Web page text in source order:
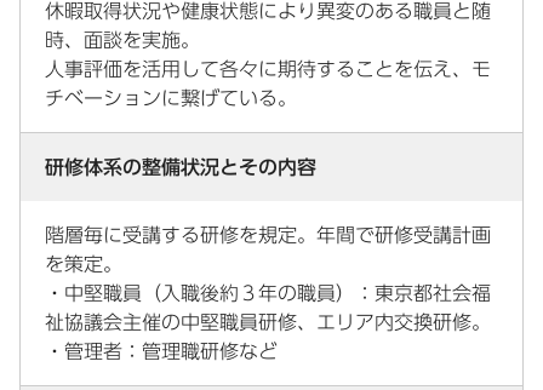
休暇取得状況や健康状態により異変のある職員と随
時、面談を実施。
人事評価を活用して各々に期待することを伝え、モ
チベーションに繋げている。
研修体系の整備状況とその内容
階層毎に受講する研修を規定。年間で研修受講計画
を策定。
・中堅職員（入職後約３年の職員）：東京都社会福
祉協議会主催の中堅職員研修、エリア内交換研修。
・管理者：管理職研修など